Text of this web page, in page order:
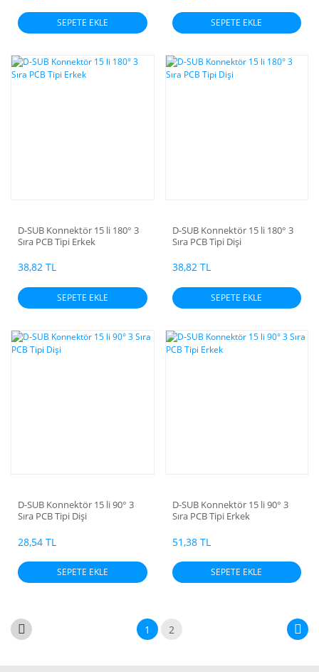
SEPETE EKLE SEPETE EKLE
D-SUB Konnektör 15 li 180° 3
Sıra PCB Tipi Erkek
38,82 TL
SEPETE EKLE
D-SUB Konnektör 15 li 180° 3
Sıra PCB Tipi Dişi
38,82 TL
SEPETE EKLE
D-SUB Konnektör 15 li 90° 3
Sıra PCB Tipi Dişi
28,54 TL
SEPETE EKLE
D-SUB Konnektör 15 li 90° 3
Sıra PCB Tipi Erkek
51,38 TL
SEPETE EKLE
1 2